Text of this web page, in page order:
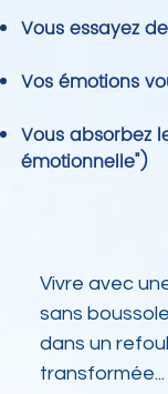
Vous essayez
Vos émotions
Vous absorbez
émotionnelle")​
Vivre avec
sans
dans un
transformée...